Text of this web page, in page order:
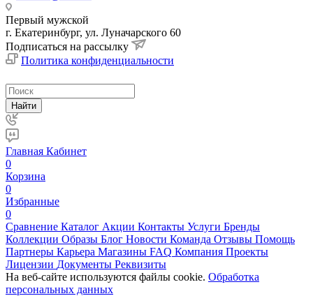
Первый мужской
г. Екатеринбург, ул. Луначарского 60
Подписаться на рассылку
Политика конфиденциальности
Найти
Главная Кабинет
0
Корзина
0
Избранные
0
Сравнение Каталог Акции Контакты Услуги Бренды
Коллекции Образы Блог Новости Команда Отзывы Помощь
Партнеры Карьера Магазины FAQ Компания Проекты
Лицензии Документы Реквизиты
На веб-сайте используются файлы cookie. Обработка
персональных данных